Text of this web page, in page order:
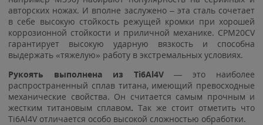
авторских ножах. И вполне заслужено – эта сталь сочетает
в себе высокую стойкость режущей кромки при хорошей
коррозионной стойкости и приличной механике. CPM20CV
гарантирует высокую ударную вязкость и способна
выдержать «тяжелую» работу в экстремальных условиях.
Рукоять выполнена из Ti6Al4V— это наиболее
распространенный сплав титана, имеющий превосходные
механические свойства. Он считается самым прочным и
жестким титановым сплавом. Так же стоит отметить что
Ti6Al4V отличается особо высокой сложностью обработки.